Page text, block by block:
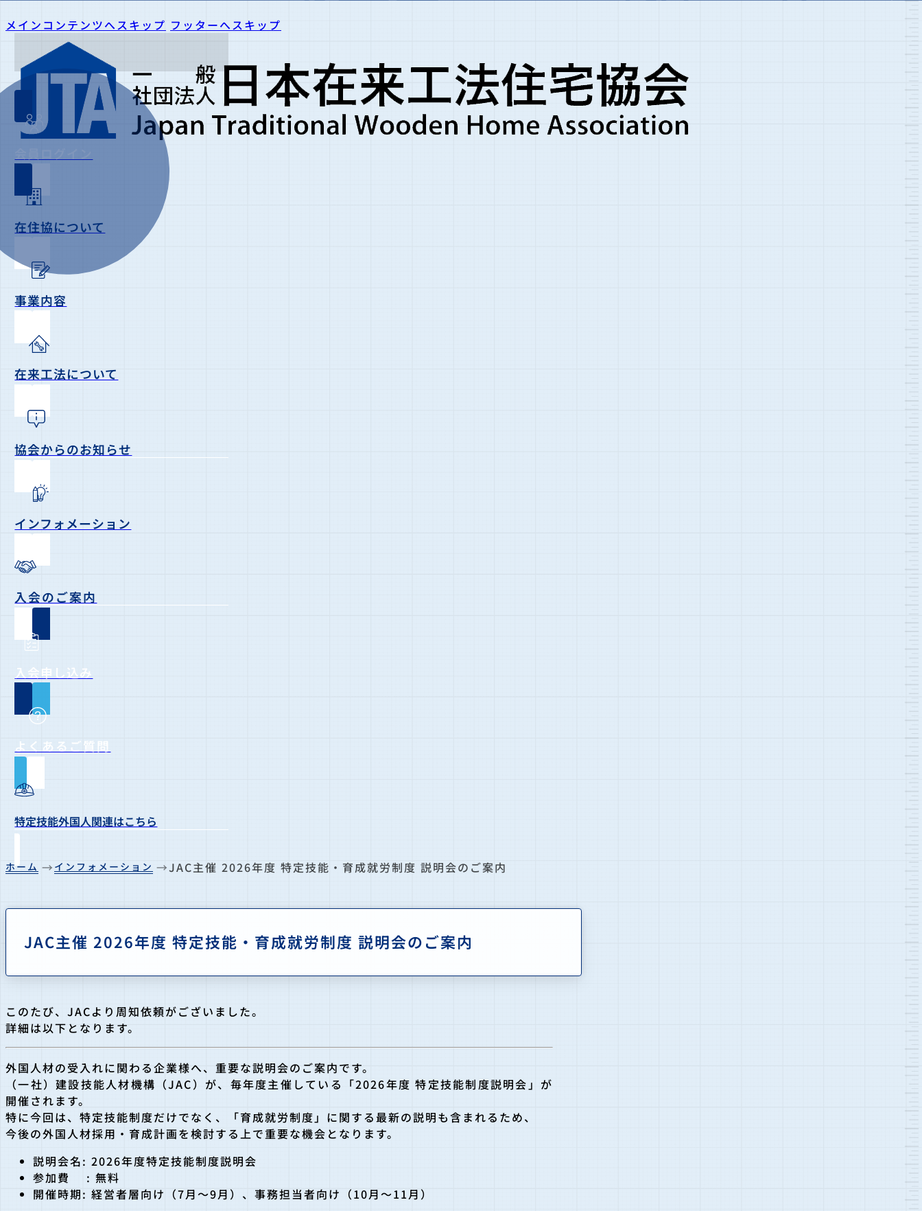
メインコンテンツへスキップ フッターへスキップ
在住協について
事業内容
在来工法について
協会からのお知らせ
インフォメーション
入会のご案内
入会申し込み
よくあるご質問
特定技能外国人関連はこちら
ホーム インフォメーション JAC主催 2026年度 特定技能・育成就労制度 説明会のご案内
JAC主催 2026年度 特定技能・育成就労制度 説明会のご案内
このたび、JACより周知依頼がございました。
詳細は以下となります。
外国人材の受入れに関わる企業様へ、重要な説明会のご案内です。
（一社）建設技能人材機構（JAC）が、毎年度主催している「2026年度 特定技能制度説明会」が
開催されます。
特に今回は、特定技能制度だけでなく、「育成就労制度」に関する最新の説明も含まれるため、
今後の外国人材採用・育成計画を検討する上で重要な機会となります。
説明会名: 2026年度特定技能制度説明会
参加費 : 無料
開催時期: 経営者層向け（7月～9月）、事務担当者向け（10月～11月）